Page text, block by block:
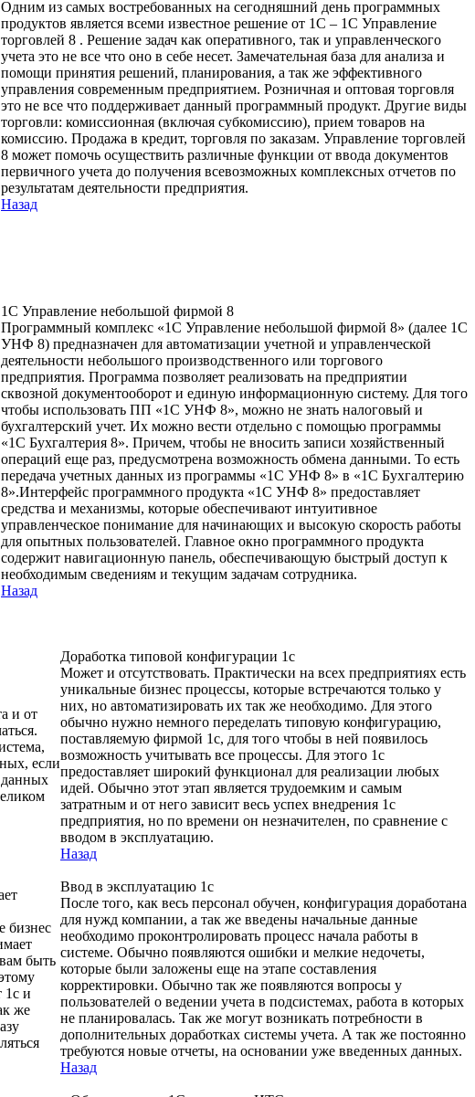
Одним из самых востребованных на сегодняшний день программных
продуктов является всеми известное решение от 1С – 1С Управление
торговлей 8 . Решение задач как оперативного, так и управленческого
учета это не все что оно в себе несет. Замечательная база для анализа и
помощи принятия решений, планирования, а так же эффективного
управления современным предприятием. Розничная и оптовая торговля
это не все что поддерживает данный программный продукт. Другие виды
торговли: комиссионная (включая субкомиссию), прием товаров на
комиссию. Продажа в кредит, торговля по заказам. Управление торговлей
8 может помочь осуществить различные функции от ввода документов
первичного учета до получения всевозможных комплексных отчетов по
результатам деятельности предприятия.
Назад
1С Управление небольшой фирмой 8
Программный комплекс «1С Управление небольшой фирмой 8» (далее 1С
УНФ 8) предназначен для автоматизации учетной и управленческой
деятельности небольшого производственного или торгового
предприятия. Программа позволяет реализовать на предприятии
сквозной документооборот и единую информационную систему. Для того
чтобы использовать ПП «1С УНФ 8», можно не знать налоговый и
бухгалтерский учет. Их можно вести отдельно с помощью программы
«1С Бухгалтерия 8». Причем, чтобы не вносить записи хозяйственный
операций еще раз, предусмотрена возможность обмена данными. То есть
передача учетных данных из программы «1С УНФ 8» в «1С Бухгалтерию
8».Интерфейс программного продукта «1С УНФ 8» предоставляет
средства и механизмы, которые обеспечивают интуитивное
управленческое понимание для начинающих и высокую скорость работы
для опытных пользователей. Главное окно программного продукта
содержит навигационную панель, обеспечивающую быстрый доступ к
необходимым сведениям и текущим задачам сотрудника.
Назад
и от
если
данных
Доработка типовой конфигурации 1с
Может и отсутствовать. Практически на всех предприятиях есть
уникальные бизнес процессы, которые встречаются только у
них, но автоматизировать их так же необходимо. Для этого
обычно нужно немного переделать типовую конфигурацию,
поставляемую фирмой 1с, для того чтобы в ней появилось
возможность учитывать все процессы. Для этого 1с
предоставляет широкий функционал для реализации любых
идей. Обычно этот этап является трудоемким и самым
затратным и от него зависит весь успех внедрения 1с
предприятия, но по времени он незначителен, по сравнение с
вводом в эксплуатацию.
Назад
бизнес
быть
1с и
же
Ввод в эксплуатацию 1с
После того, как весь персонал обучен, конфигурация доработана
для нужд компании, а так же введены начальные данные
необходимо проконтролировать процесс начала работы в
системе. Обычно появляются ошибки и мелкие недочеты,
которые были заложены еще на этапе составления
корректировки. Обычно так же появляются вопросы у
пользователей о ведении учета в подсистемах, работа в которых
не планировалась. Так же могут возникать потребности в
дополнительных доработках системы учета. А так же постоянно
требуются новые отчеты, на основании уже введенных данных.
Назад